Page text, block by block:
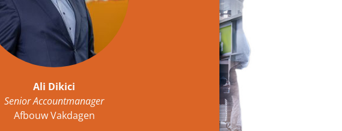
Ali Dikici
Senior Accountmanager
Afbouw Vakdagen